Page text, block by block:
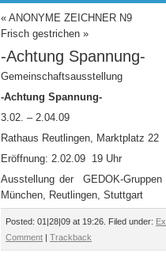
« ANONYME ZEICHNER N9
Frisch gestrichen »
-Achtung Spannung-
Gemeinschaftsausstellung
-Achtung Spannung-
3.02. – 2.04.09
Rathaus Reutlingen, Marktplatz 22
Eröffnung: 2.02.09 19 Uhr
Ausstellung der GEDOK-
München, Reutlingen, Stuttgart
Posted: 01|28|09 at 19:26. Filed under:
Comment | Trackback